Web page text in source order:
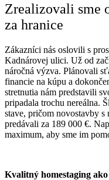
Zrealizovali sme
za hranice
Zákazníci nás oslovili s
Kadnárovej ulici. Už od
náročná výzva. Plánovali
financie na kúpu a
stretnutia nám predstavili
pripadala trochu nereálna.
stave, pričom novostavby
predávali za 189 000 €.
maximum, aby sme im
Kvalitný homestaging